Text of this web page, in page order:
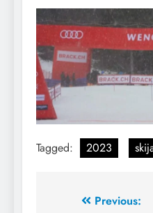
Tagged: 2023
Previous: